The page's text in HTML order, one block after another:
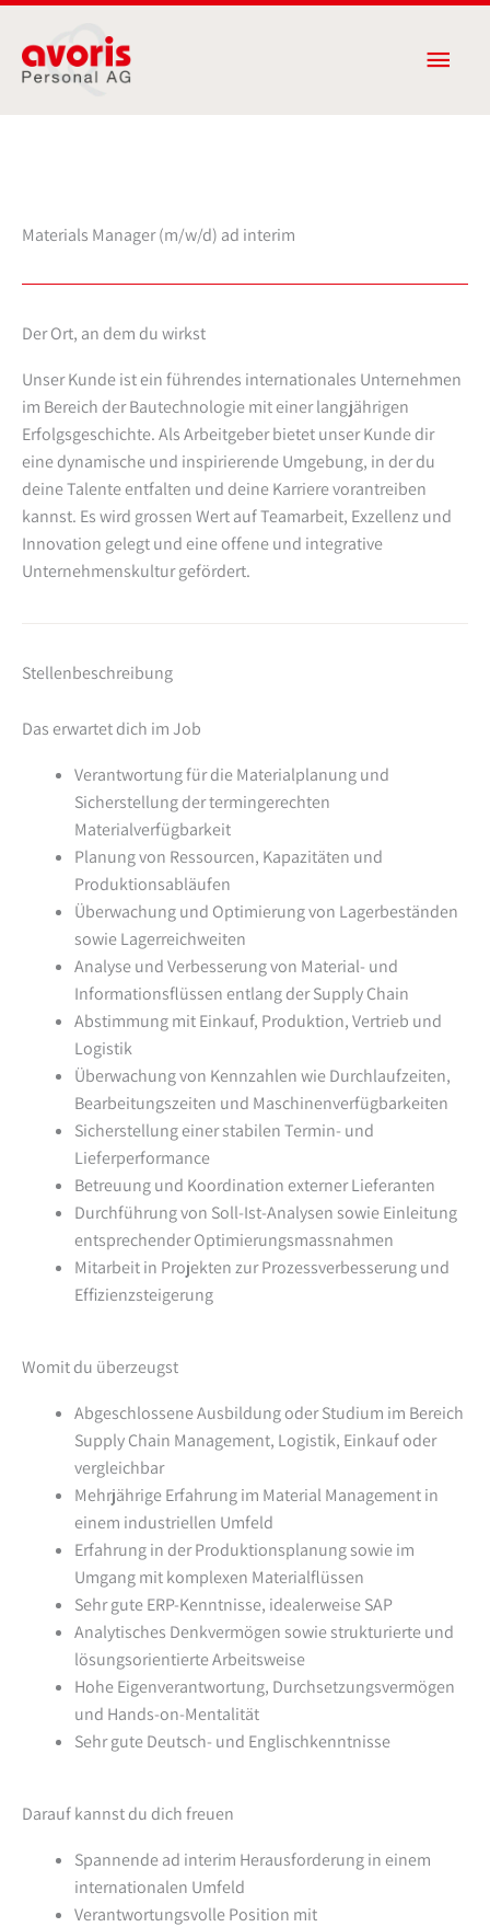
Inhalt
springen
Materials Manager (m/w/d) ad interim
Der Ort, an dem du wirkst
Unser Kunde ist ein führendes internationales Unternehmen
im Bereich der Bautechnologie mit einer langjährigen
Erfolgsgeschichte. Als Arbeitgeber bietet unser Kunde dir
eine dynamische und inspirierende Umgebung, in der du
deine Talente entfalten und deine Karriere vorantreiben
kannst. Es wird grossen Wert auf Teamarbeit, Exzellenz und
Innovation gelegt und eine offene und integrative
Unternehmenskultur gefördert.
Stellenbeschreibung
Das erwartet dich im Job
Verantwortung für die Materialplanung und
Sicherstellung der termingerechten
Materialverfügbarkeit
Planung von Ressourcen, Kapazitäten und
Produktionsabläufen
Überwachung und Optimierung von Lagerbeständen
sowie Lagerreichweiten
Analyse und Verbesserung von Material- und
Informationsflüssen entlang der Supply Chain
Abstimmung mit Einkauf, Produktion, Vertrieb und
Logistik
Überwachung von Kennzahlen wie Durchlaufzeiten,
Bearbeitungszeiten und Maschinenverfügbarkeiten
Sicherstellung einer stabilen Termin- und
Lieferperformance
Betreuung und Koordination externer Lieferanten
Durchführung von Soll-Ist-Analysen sowie Einleitung
entsprechender Optimierungsmassnahmen
Mitarbeit in Projekten zur Prozessverbesserung und
Effizienzsteigerung
Womit du überzeugst
Abgeschlossene Ausbildung oder Studium im Bereich
Supply Chain Management, Logistik, Einkauf oder
vergleichbar
Mehrjährige Erfahrung im Material Management in
einem industriellen Umfeld
Erfahrung in der Produktionsplanung sowie im
Umgang mit komplexen Materialflüssen
Sehr gute ERP-Kenntnisse, idealerweise SAP
Analytisches Denkvermögen sowie strukturierte und
lösungsorientierte Arbeitsweise
Hohe Eigenverantwortung, Durchsetzungsvermögen
und Hands-on-Mentalität
Sehr gute Deutsch- und Englischkenntnisse
Darauf kannst du dich freuen
Spannende ad interim Herausforderung in einem
internationalen Umfeld
Verantwortungsvolle Position mit